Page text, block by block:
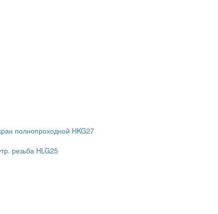
полнопроходной HKG27
резьба HLG25